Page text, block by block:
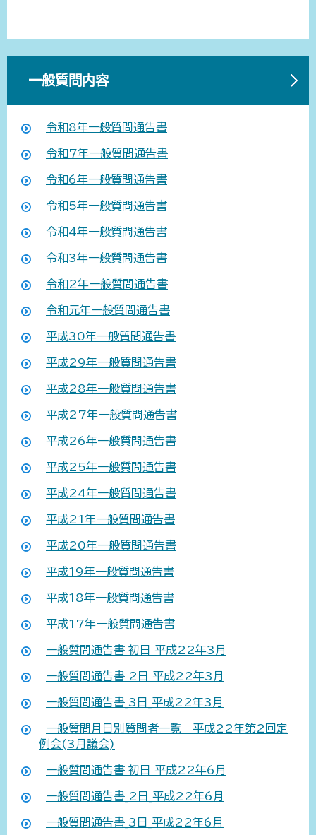
一般質問内容
令和8年一般質問通告書
令和7年一般質問通告書
令和6年一般質問通告書
令和5年一般質問通告書
令和4年一般質問通告書
令和3年一般質問通告書
令和2年一般質問通告書
令和元年一般質問通告書
平成30年一般質問通告書
平成29年一般質問通告書
平成28年一般質問通告書
平成27年一般質問通告書
平成26年一般質問通告書
平成25年一般質問通告書
平成24年一般質問通告書
平成21年一般質問通告書
平成20年一般質問通告書
平成19年一般質問通告書
平成18年一般質問通告書
平成17年一般質問通告書
一般質問通告書_初日_平成22年3月
一般質問通告書_2日_平成22年3月
一般質問通告書_3日_平成22年3月
一般質問月日別質問者一覧 平成22年第2回定
例会(3月議会)
一般質問通告書_初日_平成22年6月
一般質問通告書_2日_平成22年6月
一般質問通告書_3日_平成22年6月